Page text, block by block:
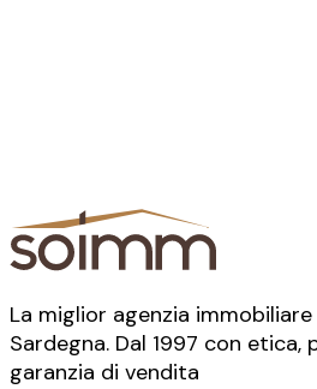
La miglior agenzia
Sardegna. Dal 1997 con etica,
garanzia di vendita